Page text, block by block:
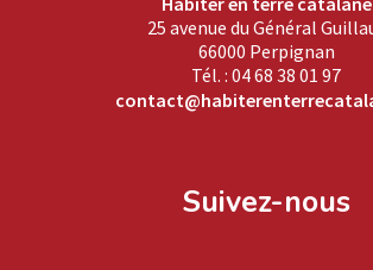
25 avenue du Général
66000 Perpignan
Tél. : 04 68 38 01 97
Suivez-nous